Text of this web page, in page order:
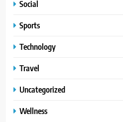
Social
Sports
Technology
Travel
Uncategorized
Wellness